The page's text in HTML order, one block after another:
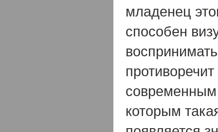
младенец
способен
современным
которым